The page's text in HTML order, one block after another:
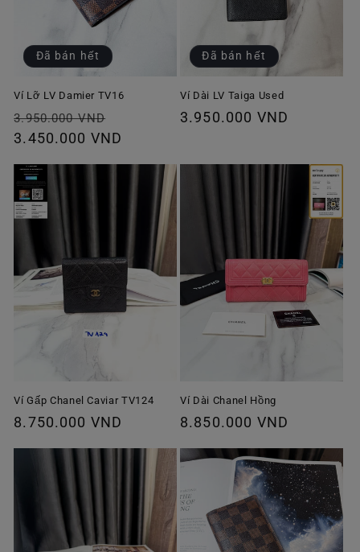
Đã bán hết
Ví Lỡ LV Damier TV16
Giá
thông
3.950.000 VND
ưu
3.450.000 VND
Đã bán hết
Ví Dài LV Taiga Used
Giá
3.950.000 VND
Ví Gấp Chanel Caviar TV124
Giá
8.750.000 VND
Ví Dài Chanel Hồng
Giá
thường
8.850.000 VND